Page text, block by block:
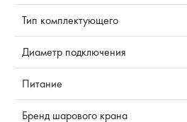
Тип комплектующего
Диаметр подключения
Питание
Бренд шарового крана